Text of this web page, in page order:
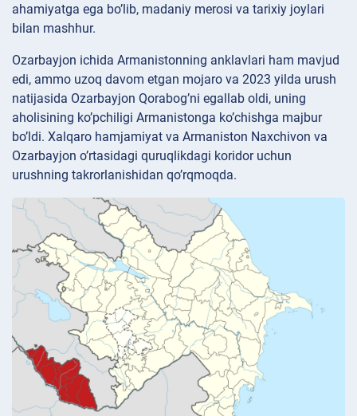
ahamiyatga ega bo’lib, madaniy merosi va tarixiy joylari
bilan mashhur.
Ozarbayjon ichida Armanistonning anklavlari ham mavjud
edi, ammo uzoq davom etgan mojaro va 2023 yilda urush
natijasida Ozarbayjon Qorabog’ni egallab oldi, uning
aholisining ko’pchiligi Armanistonga ko’chishga majbur
bo’ldi. Xalqaro hamjamiyat va Armaniston Naxchivon va
Ozarbayjon o’rtasidagi quruqlikdagi koridor uchun
urushning takrorlanishidan qo’rqmoqda.